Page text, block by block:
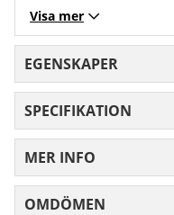
du gärna bör inta
måltid. I och med att D-
kalciumupptaget, kan
tillskottet tillsammans
mjölk.
Visa mer
EGENSKAPER
SPECIFIKATION
MER INFO
OMDÖMEN